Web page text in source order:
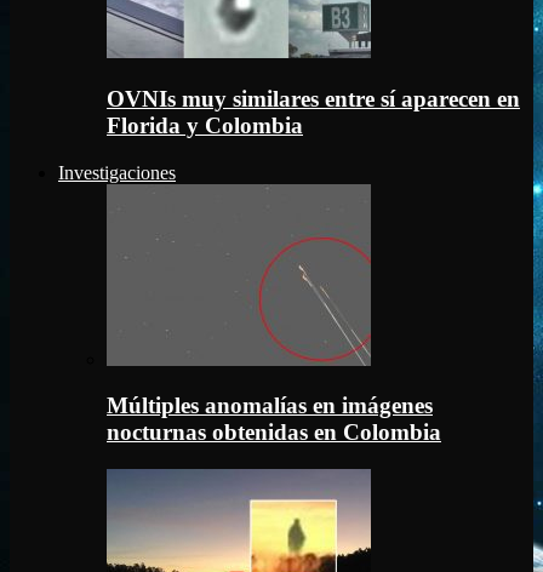
OVNIs muy similares entre sí aparecen en
Florida y Colombia
Investigaciones
Múltiples anomalías en imágenes
nocturnas obtenidas en Colombia